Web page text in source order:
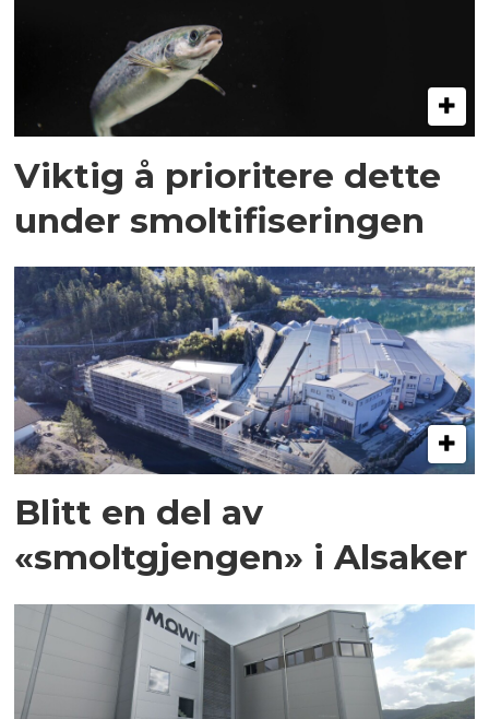
Viktig å prioritere dette
under smoltifiseringen
Blitt en del av
«smoltgjengen» i Alsaker